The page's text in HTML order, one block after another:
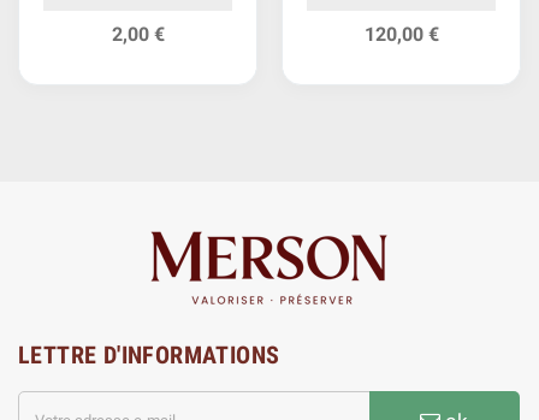
2,00 €
1830
120,00 €
LETTRE D'INFORMATIONS